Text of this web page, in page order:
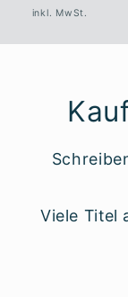
Preis
inkl. MwSt.
Viele Titel